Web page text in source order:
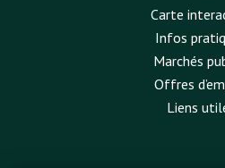
Carte
Infos
Marchés
Offres
Liens